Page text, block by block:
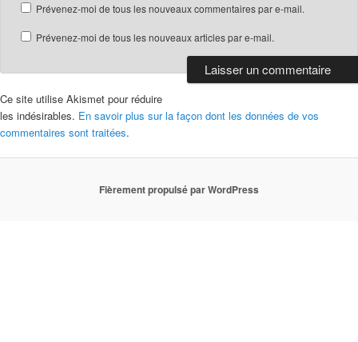
Prévenez-moi de tous les nouveaux commentaires par e-mail.
Prévenez-moi de tous les nouveaux articles par e-mail.
Ce site utilise Akismet pour réduire
les indésirables. En savoir plus sur la façon dont les données de vos
commentaires sont traitées.
Fièrement propulsé par WordPress